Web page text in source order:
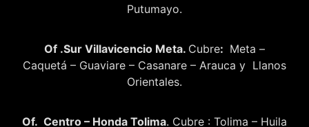
Putumayo.
Of .Sur Villavicencio Meta. Cubre: Meta –
Caquetá – Guaviare – Casanare – Arauca y Llanos
Orientales.
Of. Centro – Honda Tolima. Cubre : Tolima – Huila